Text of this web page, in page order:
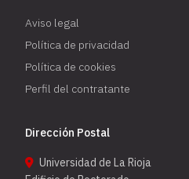
Aviso legal
Política de privacidad
Política de cookies
Perfil del contratante
Dirección Postal
Universidad de La Rioja